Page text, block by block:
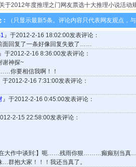
关于2012年度推理之门网友票选十大推理小说活动
（只显示最新5条。评论内容只代表网友观点，
』于2012-2-16 18:02:00发表评论：
面回复了一条好像回复失败了……
于2012-2-16 8:36:00发表评论：
谢神探~
你要相信我啊！！
于2012-2-16 7:31:00发表评论：
』于2012-2-16 0:45:00发表评论：
2-15 22:58:00发表评论：
在大作中谈到:】呃……残雨你狠………癫癫别当
…群抱大家！！！我还当真了。